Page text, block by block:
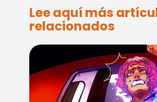
Lee aquí más
relacionados